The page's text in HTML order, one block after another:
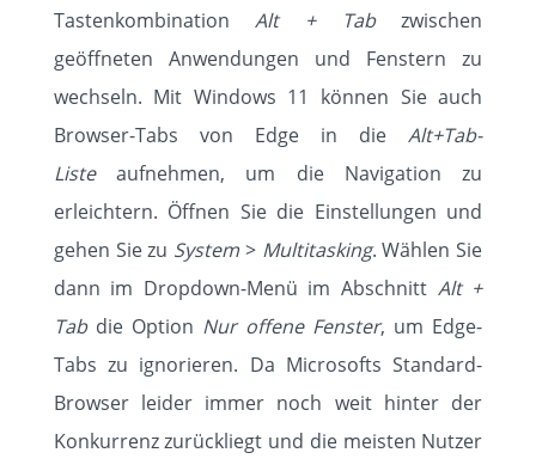
Tastenkombination
Alt + Tab
zwischen
geöffneten Anwendungen und Fenstern zu
wechseln. Mit Windows 11 können Sie auch
Browser-Tabs von Edge in die
Alt+Tab-
Liste
aufnehmen, um die Navigation zu
erleichtern. Öffnen Sie die Einstellungen und
gehen Sie zu System > Multitasking. Wählen Sie
dann im Dropdown-Menü im Abschnitt Alt +
Tab die Option Nur offene Fenster, um Edge-
Tabs zu ignorieren. Da Microsofts Standard-
Browser leider immer noch weit hinter der
Konkurrenz zurückliegt und die meisten Nutzer